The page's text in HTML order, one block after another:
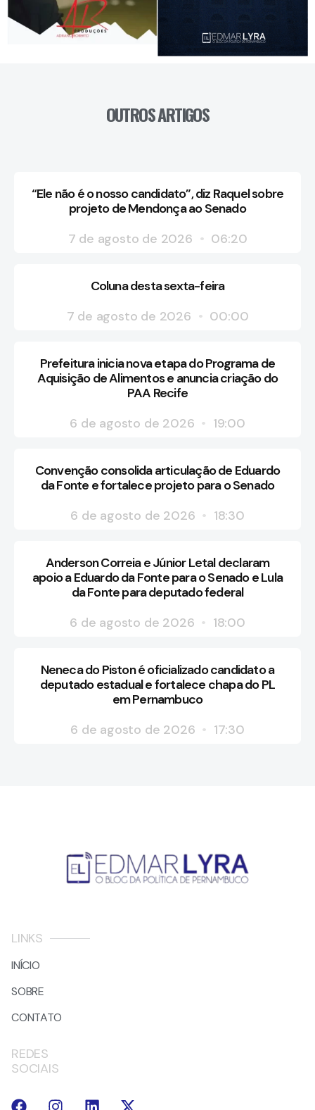
OUTROS ARTIGOS
“Ele não é o nosso candidato”, diz Raquel sobre
projeto de Mendonça ao Senado
7 de agosto de 2026
06:20
Coluna desta sexta-feira
7 de agosto de 2026
00:00
Prefeitura inicia nova etapa do Programa de
Aquisição de Alimentos e anuncia criação do
PAA Recife
6 de agosto de 2026
19:00
Convenção consolida articulação de Eduardo
da Fonte e fortalece projeto para o Senado
6 de agosto de 2026
18:30
Anderson Correia e Júnior Letal declaram
apoio a Eduardo da Fonte para o Senado e Lula
da Fonte para deputado federal
6 de agosto de 2026
18:00
Neneca do Piston é oficializado candidato a
deputado estadual e fortalece chapa do PL
em Pernambuco
6 de agosto de 2026
17:30
LINKS
INÍCIO
SOBRE
CONTATO
REDES
SOCIAIS